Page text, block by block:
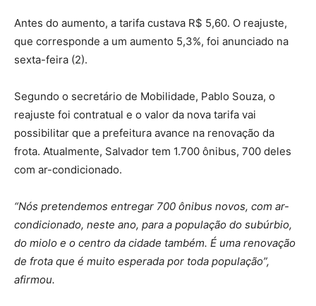
Antes do aumento, a tarifa custava R$ 5,60. O reajuste,
que corresponde a um aumento 5,3%, foi anunciado na
sexta-feira (2).
Segundo o secretário de Mobilidade, Pablo Souza, o
reajuste foi contratual e o valor da nova tarifa vai
possibilitar que a prefeitura avance na renovação da
frota. Atualmente, Salvador tem 1.700 ônibus, 700 deles
com ar-condicionado.
“Nós pretendemos entregar 700 ônibus novos, com ar-
condicionado, neste ano, para a população do subúrbio,
do miolo e o centro da cidade também. É uma renovação
de frota que é muito esperada por toda população”,
afirmou.